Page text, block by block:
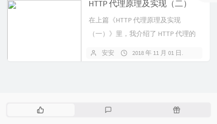
HTTP 代理原理及实现（二）
在上篇《HTTP 代理原理及实现
（一）》里，我介绍了 HTTP 代理的
安安 2018 年 11 月 01 日
热
随